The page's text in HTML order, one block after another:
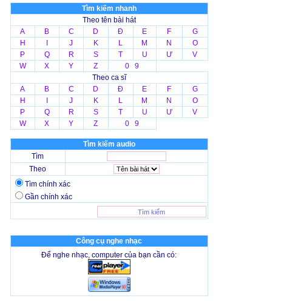
Tìm kiếm nhanh
Theo tên bài hát
A
B C D Đ E F
G
H
J K L M N
O
P
Q R S T U Ư
V
W
X Y Z
0 9
Theo ca sĩ
A
B C D Đ E F
G
H
J K L M N
O
P
Q R S T U Ư
V
W
X Y Z 0 9
Tìm kiếm audio
Tìm
Theo
Tìm chính xác
Gần chính xác
Công cụ nghe nhạc
Để nghe nhạc, computer của bạn cần có: